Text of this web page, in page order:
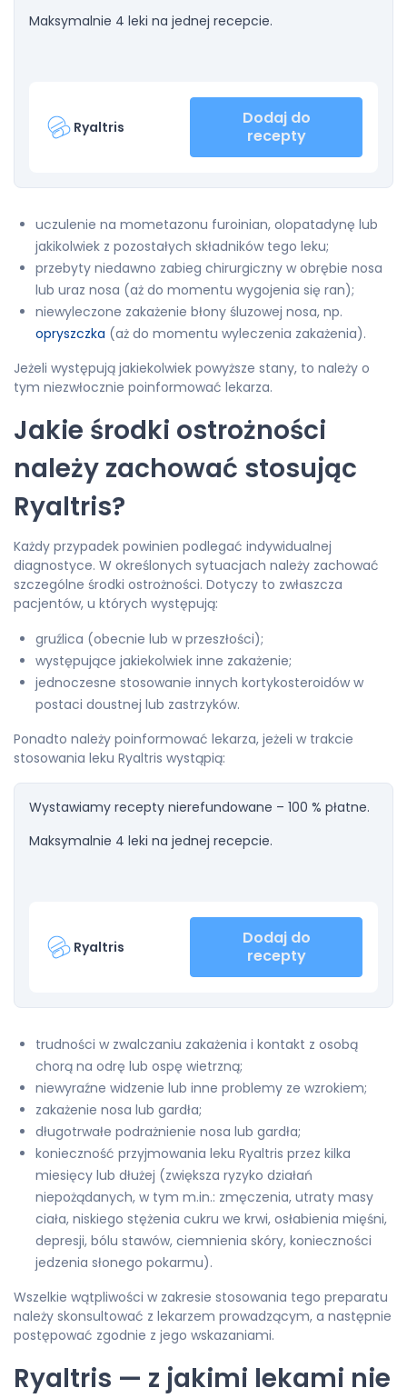
Maksymalnie 4 leki na jednej recepcie.
Ryaltris
Dodaj do
recepty
uczulenie na mometazonu furoinian, olopatadynę lub
jakikolwiek z pozostałych składników tego leku;
przebyty niedawno zabieg chirurgiczny w obrębie nosa
lub uraz nosa (aż do momentu wygojenia się ran);
niewyleczone zakażenie błony śluzowej nosa, np.
opryszczka (aż do momentu wyleczenia zakażenia).
Jeżeli występują jakiekolwiek powyższe stany, to należy o
tym niezwłocznie poinformować lekarza.
Jakie środki ostrożności
należy zachować stosując
Ryaltris?
Każdy przypadek powinien podlegać indywidualnej
diagnostyce. W określonych sytuacjach należy zachować
szczególne środki ostrożności. Dotyczy to zwłaszcza
pacjentów, u których występują:
gruźlica (obecnie lub w przeszłości);
występujące jakiekolwiek inne zakażenie;
jednoczesne stosowanie innych kortykosteroidów w
postaci doustnej lub zastrzyków.
Ponadto należy poinformować lekarza, jeżeli w trakcie
stosowania leku Ryaltris wystąpią:
Wystawiamy recepty nierefundowane – 100 % płatne.
Maksymalnie 4 leki na jednej recepcie.
Ryaltris
Dodaj do
recepty
trudności w zwalczaniu zakażenia i kontakt z osobą
chorą na odrę lub ospę wietrzną;
niewyraźne widzenie lub inne problemy ze wzrokiem;
zakażenie nosa lub gardła;
długotrwałe podrażnienie nosa lub gardła;
konieczność przyjmowania leku Ryaltris przez kilka
miesięcy lub dłużej (zwiększa ryzyko działań
niepożądanych, w tym m.in.: zmęczenia, utraty masy
ciała, niskiego stężenia cukru we krwi, osłabienia mięśni,
depresji, bólu stawów, ciemnienia skóry, konieczności
jedzenia słonego pokarmu).
Wszelkie wątpliwości w zakresie stosowania tego preparatu
należy skonsultować z lekarzem prowadzącym, a następnie
postępować zgodnie z jego wskazaniami.
Ryaltris — z jakimi lekami nie